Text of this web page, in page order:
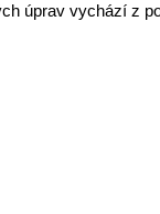
úprav vychází z